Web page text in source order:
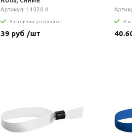
Артикул: 11020.4
В наличии: уточняйте
39 руб /шт
В